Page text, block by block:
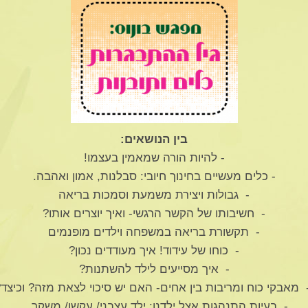
בין הנושאים:
- להיות הורה שמאמין בעצמו!
- כלים מעשיים בחינוך חיובי: סבלנות, אמון ואהבה.
- גבולות ויצירת משמעת וסמכות בריאה
- חשיבותו של הקשר הרגשי- ואיך יוצרים אותו?
- תקשורת בריאה במשפחה וילדים מופנמים
- כוחו של עידוד! איך מעודדים נכון?
- איך מסייעים לילד להשתנות?
כוח ומריבות בין אחים- האם יש סיכוי לצאת מזה?